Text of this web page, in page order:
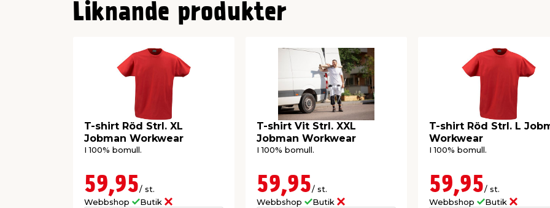
Liknande produkter
T-shirt Röd Strl. XL
Jobman Workwear
I 100% bomull.
59,95/ st.
Webbshop
Butik
T-shirt Vit Strl. XXL
Jobman Workwear
I 100% bomull.
59,95/ st.
Webbshop
Butik
T-shirt Röd Strl. L
Workwear
I 100% bomull.
59,95/ st.
Webbshop
Butik